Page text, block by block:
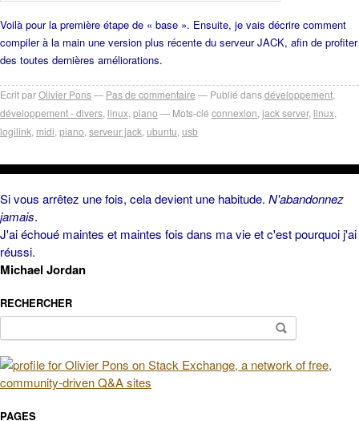
Voilà pour la première étape de « base ». Ensuite, je vais décrire comment
compiler à la main une version plus récente du serveur JACK, afin de profiter
des toutes dernières améliorations.
Ecrit parOlivier Pons Pas de commentaire Publié dansdéveloppement
développement - divers linux piano Mots-clé connexion jack server, linux
logilink midi piano serveur jack ubuntu usb
Si vous arrêtez une fois, cela devient une habitude. N'abandonnez
jamais.
J'ai échoué maintes et maintes fois dans ma vie et c'est pourquoi j'ai
réussi.
Michael Jordan
RECHERCHER
PAGES